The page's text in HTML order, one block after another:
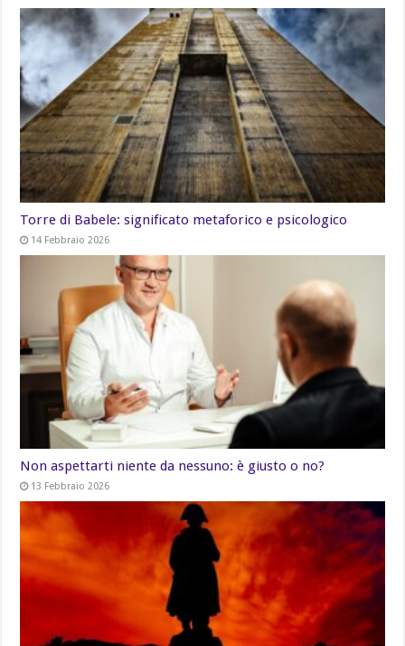
Torre di Babele: significato metaforico e psicologico
14 Febbraio 2026
Non aspettarti niente da nessuno: è giusto o no?
13 Febbraio 2026